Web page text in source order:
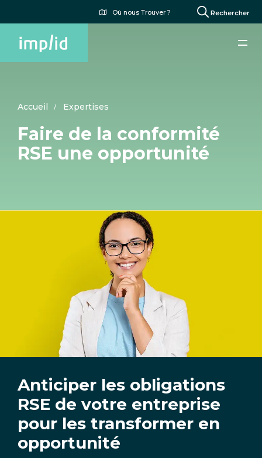
principal
Où nous Trouver ?
Menu
du
Rechercher
Accueil Expertises
Faire de la conformité
RSE une opportunité
Anticiper les obligations
RSE de votre entreprise
pour les transformer en
opportunité